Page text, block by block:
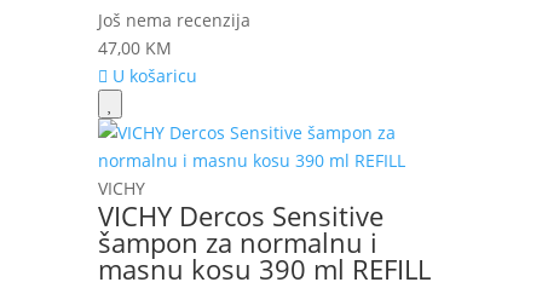
Još nema recenzija
47,00 KM
U košaricu
VICHY
VICHY Dercos Sensitive
šampon za normalnu i
masnu kosu 390 ml REFILL